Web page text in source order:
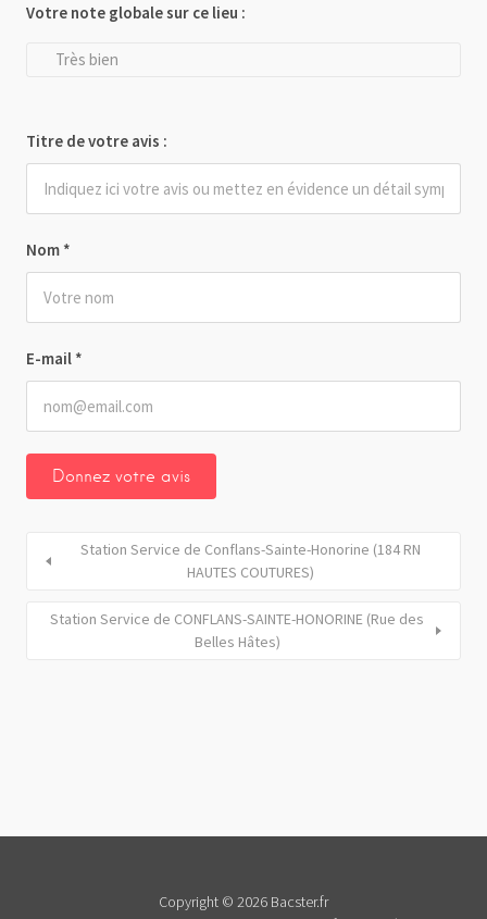
Nom *
E-mail *
Votre note globale sur ce lieu :
Très bien
Titre de votre avis :
Station Service de Conflans-Sainte-Honorine (184 RN
HAUTES COUTURES)
Station Service de CONFLANS-SAINTE-HONORINE (Rue des
Belles Hâtes)
Copyright © 2026 Bacster.fr